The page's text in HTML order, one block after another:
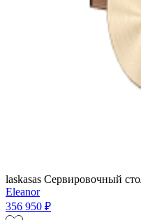
laskasas Сервировочный
Eleanor
356 950 ₽